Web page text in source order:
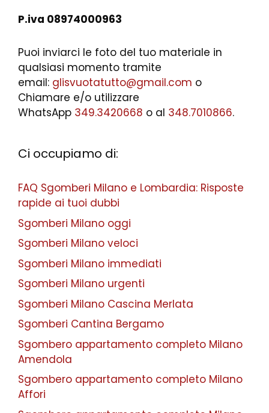
P.iva 08974000963
Puoi inviarci le foto del tuo materiale in
qualsiasi momento tramite
email: glisvuotatutto@gmail.com o
Chiamare e/o utilizzare
WhatsApp 349.3420668 o al 348.7010866.
Ci occupiamo di:
FAQ Sgomberi Milano e Lombardia: Risposte
rapide ai tuoi dubbi
Sgomberi Milano oggi
Sgomberi Milano veloci
Sgomberi Milano immediati
Sgomberi Milano urgenti
Sgomberi Milano Cascina Merlata
Sgomberi Cantina Bergamo
Sgombero appartamento completo Milano
Amendola
Sgombero appartamento completo Milano
Affori